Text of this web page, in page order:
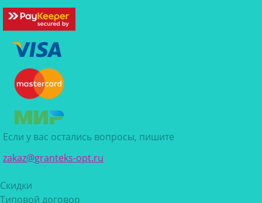
Если у вас остались вопросы, пишите
zakaz@granteks-opt.ru
Скидки
Типовой договор